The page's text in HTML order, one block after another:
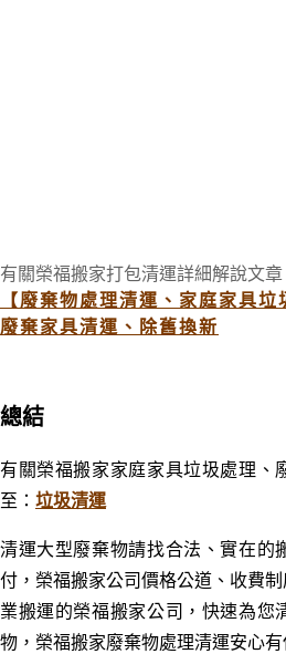
有關榮福搬家打包清運詳細解說文章
【廢棄物處理清運、家庭家具垃
廢棄家具清運、除舊換新
總結
有關榮福搬家家庭家具垃圾處理、
至： 垃圾清運
清運大型廢棄物請找合法 、實在的
付 ， 榮福搬家公司價格公道、收費
業搬運的榮福搬家公司，快速為您
物，榮福搬家廢棄物處理清運安心